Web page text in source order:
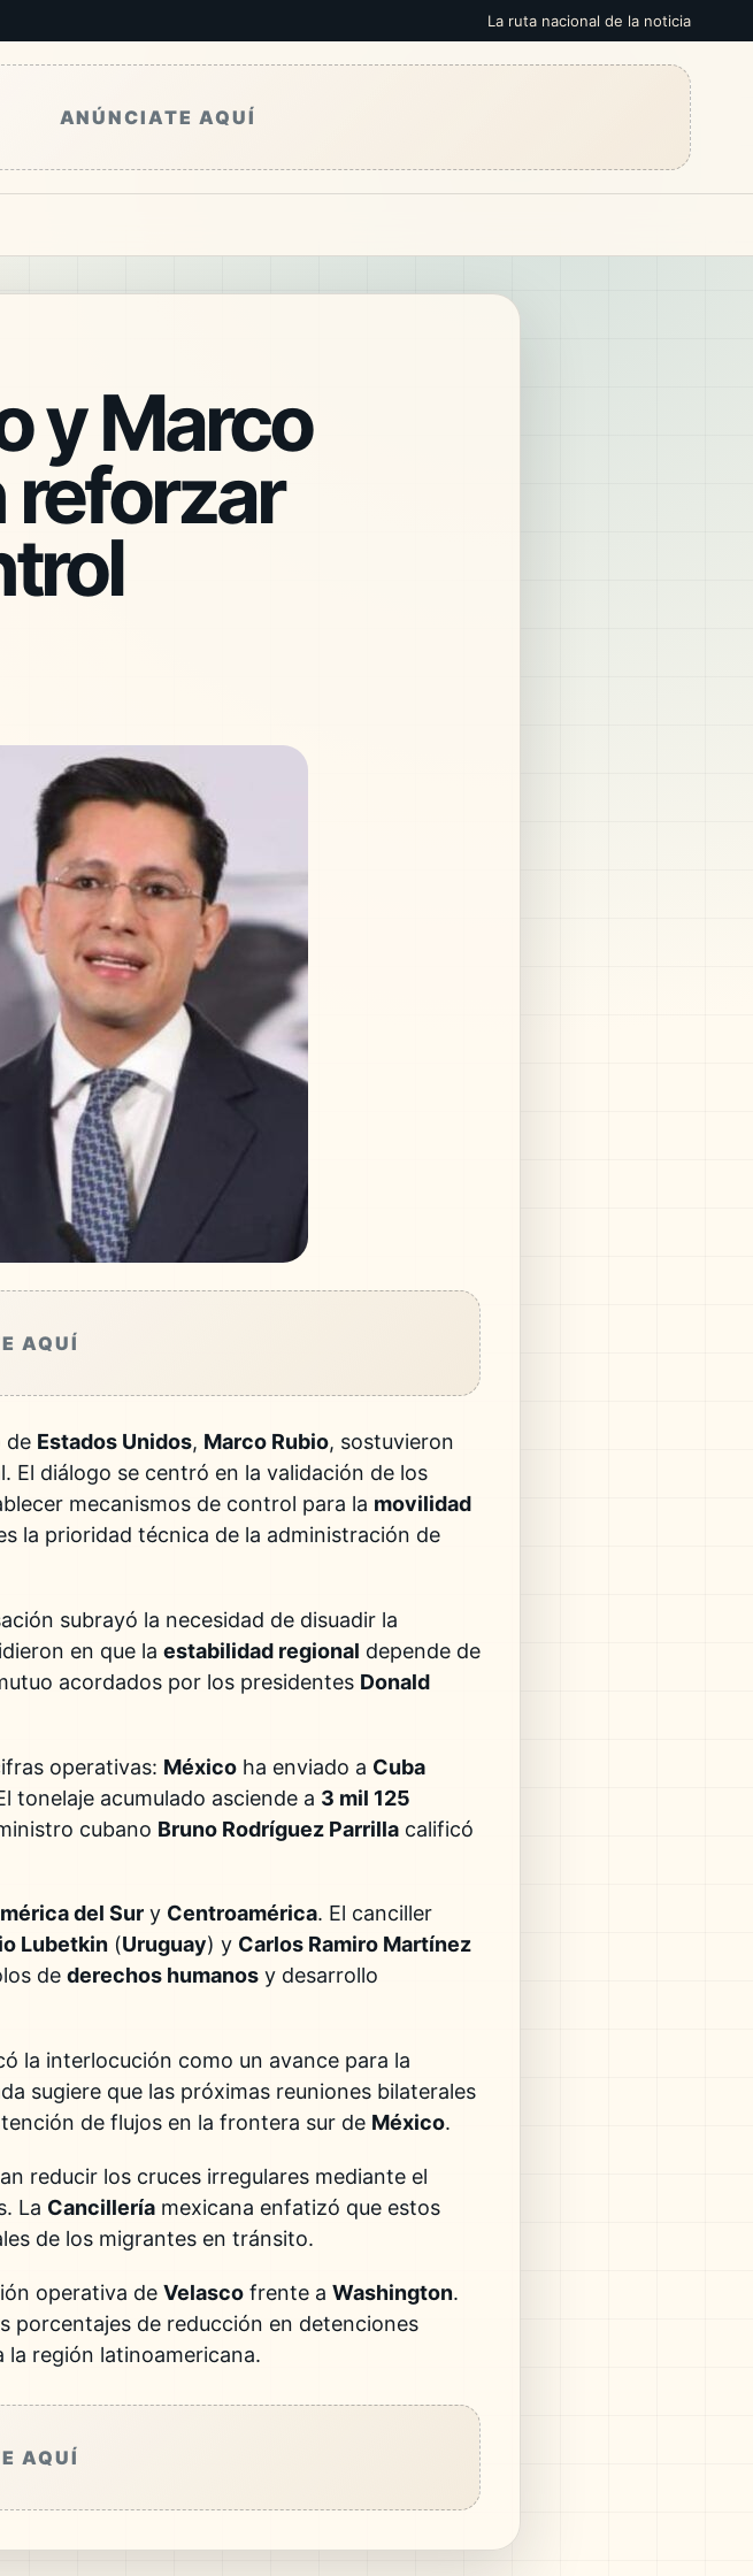
La ruta nacional de la noticia
ANÚNCIATE AQUÍ
y Marco
reforzar
AQUÍ
de Estados Unidos, Marco Rubio, sostuvieron
El diálogo se centró en la validación de los
mecanismos de control para la movilidad
la prioridad técnica de la administración de
subrayó la necesidad de disuadir la
en que la estabilidad regional depende de
acordados por los presidentes Donald
operativas: México ha enviado a Cuba
tonelaje acumulado asciende a 3 mil 125
cubano Bruno Rodríguez Parrilla calificó
del Sur y Centroamérica. El canciller
Lubetkin (Uruguay) y Carlos Ramiro Martínez
de derechos humanos y desarrollo
la interlocución como un avance para la
sugiere que las próximas reuniones bilaterales
de flujos en la frontera sur de México.
reducir los cruces irregulares mediante el
La Cancillería mexicana enfatizó que estos
de los migrantes en tránsito.
operativa de Velasco frente a Washington.
porcentajes de reducción en detenciones
región latinoamericana.
AQUÍ